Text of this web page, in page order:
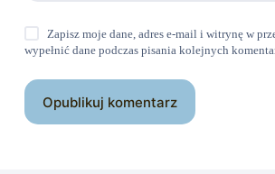
Zapisz moje dane, adres e-mail i witrynę w
wypełnić dane podczas pisania kolejnych
Opublikuj komentarz